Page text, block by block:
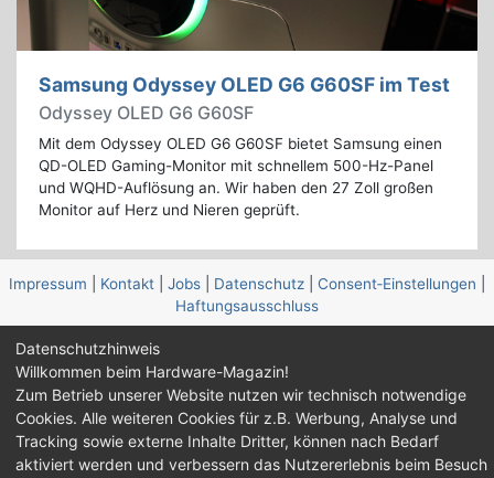
Samsung Odyssey OLED G6 G60SF im Test
Odyssey OLED G6 G60SF
Mit dem Odyssey OLED G6 G60SF bietet Samsung einen
QD-OLED Gaming-Monitor mit schnellem 500-Hz-Panel
und WQHD-Auflösung an. Wir haben den 27 Zoll großen
Monitor auf Herz und Nieren geprüft.
Impressum Kontakt Jobs Datenschutz Consent‑Einstellungen
Haftungsausschluss
Feed Facebook
Twitch
Discord
© Copyright 2001 - 2026 Hardware-Magazin
Datenschutzhinweis
Willkommen beim Hardware-Magazin!
Zum Betrieb unserer Website nutzen wir technisch notwendige
Cookies. Alle weiteren Cookies für z.B. Werbung, Analyse und
Tracking sowie externe Inhalte Dritter, können nach Bedarf
aktiviert werden und verbessern das Nutzererlebnis beim Besuch